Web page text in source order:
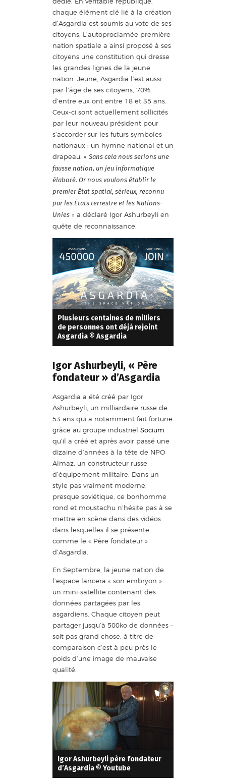
chaque élément clé lié à la création
d’Asgardia est soumis au vote de ses
citoyens. L’autoproclamée première
nation spatiale a ainsi proposé à ses
citoyens une constitution qui dresse
les grandes lignes de la jeune
nation. Jeune, Asgardia l’est aussi
par l’âge de ses citoyens, 70%
d’entre eux ont entre 18 et 35 ans.
Ceux-ci sont actuellement sollicités
par leur nouveau président pour
s’accorder sur les futurs symboles
nationaux : un hymne national et un
drapeau. « Sans cela nous serions une
fausse nation, un jeu informatique
élaboré. Or nous voulons établir le
premier État spatial, sérieux, reconnu
par les États terrestre et les Nations-
Unies » a déclaré Igor Ashurbeyli en
quête de reconnaissance.
Plusieurs centaines de milliers
de personnes ont déjà rejoint
Asgardia © Asgardia
Igor Ashurbeyli, « Père
fondateur » d’Asgardia
Asgardia a été créé par Igor
Ashurbeyli, un milliardaire russe de
53 ans qui a notamment fait fortune
grâce au groupe industriel Socium
qu’il a créé et après avoir passé une
dizaine d’années à la tête de NPO
Almaz, un constructeur russe
d’équipement militaire. Dans un
style pas vraiment moderne,
presque soviétique, ce bonhomme
rond et moustachu n’hésite pas à se
mettre en scène dans des vidéos
dans lesquelles il se présente
comme le « Père fondateur »
d’Asgardia.
En Septembre, la jeune nation de
l’espace lancera « son embryon » :
un mini-satellite contenant des
données partagées par les
asgardiens. Chaque citoyen peut
partager jusqu’à 500ko de données –
soit pas grand chose, à titre de
comparaison c’est à peu près le
poids d’une image de mauvaise
qualité.
Igor Ashurbeyli père fondateur
d’Asgardia © Youtube